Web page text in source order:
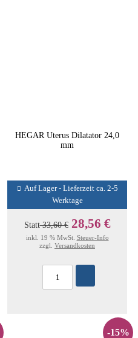
HEGAR Uterus Dilatator 24,0
mm
Auf Lager - Lieferzeit ca. 2-5
Werktage
Statt33,60 € 28,56 €
inkl. 19 % MwSt. Steuer-Info
zzgl. Versandkosten
-15%